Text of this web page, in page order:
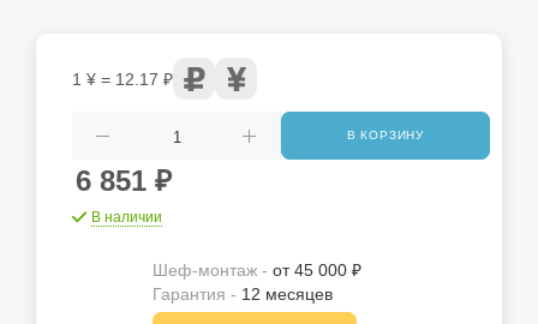
6 851 ₽
В наличии
1 ¥ = 12.17 ₽
В КОРЗИНУ
Шеф-монтаж - от 45 000 ₽
Гарантия - 12 месяцев